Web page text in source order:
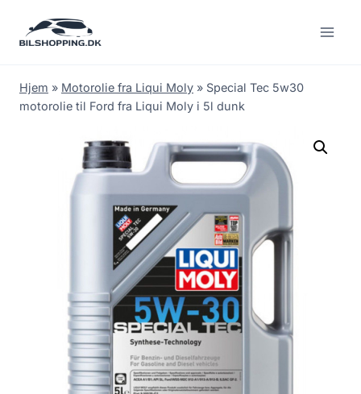
Hjem » Motorolie fra Liqui Moly » Special Tec 5w30
motorolie til Ford fra Liqui Moly i 5l dunk